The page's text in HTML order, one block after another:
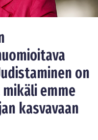
on
emme
kasvavaan